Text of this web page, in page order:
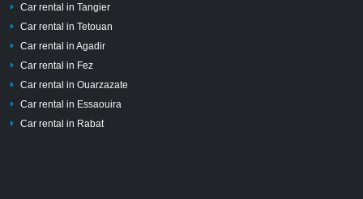
Car rental in Tangier
Car rental in Tetouan
Car rental in Agadir
Car rental in Fez
Car rental in Ouarzazate
Car rental in Essaouira
Car rental in Rabat